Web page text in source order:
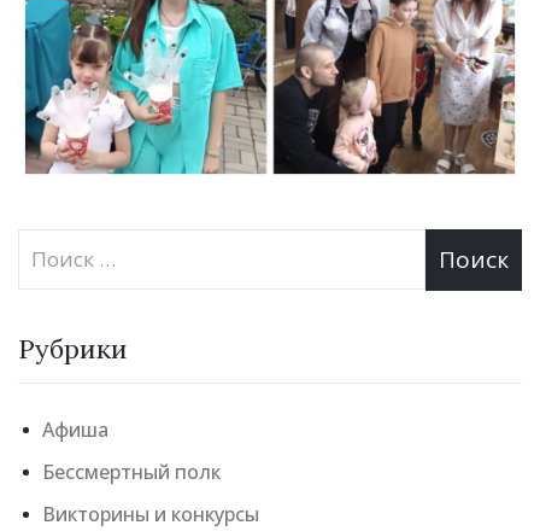
Рубрики
Афиша
Бессмертный полк
Викторины и конкурсы